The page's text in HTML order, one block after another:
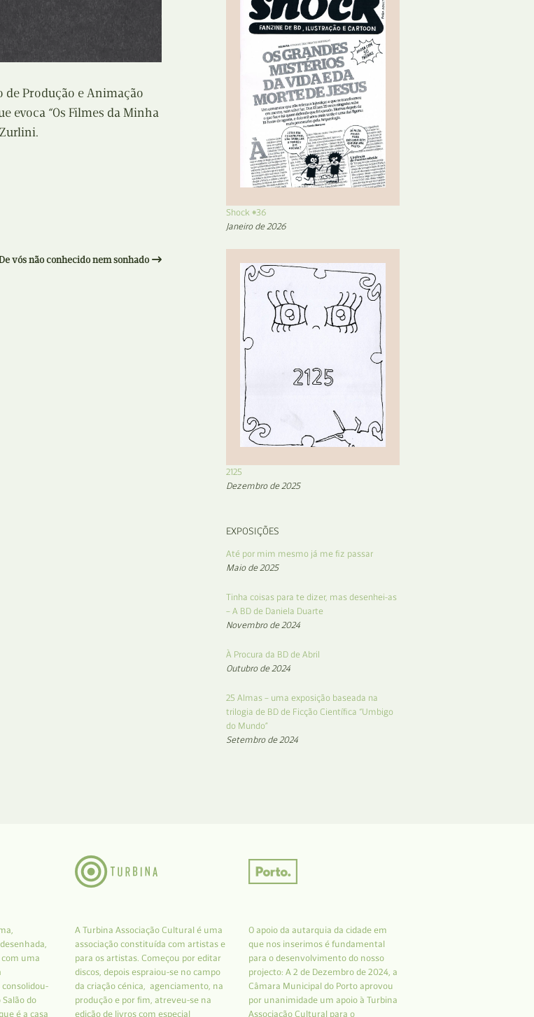
de Produção e Animação
evoca “Os Filmes da Minha
vós não conhecido nem sonhado
Shock #36
Janeiro de 2026
2125
Dezembro de 2025
EXPOSIÇÕES
Até por mim mesmo já me fiz passar
Maio de 2025
Tinha coisas para te dizer, mas desenhei-as
– A BD de Daniela Duarte
Novembro de 2024
À Procura da BD de Abril
Outubro de 2024
25 Almas – uma exposição baseada na
trilogia de BD de Ficção Científica “Umbigo
do Mundo”
Setembro de 2024
com uma
consolidou-
do
é a casa
A Turbina Associação Cultural é uma
associação constituída com artistas e
para os artistas. Começou por editar
discos, depois espraiou-se no campo
da criação cénica, agenciamento, na
produção e por fim, atreveu-se na
edição de livros com especial
O apoio da autarquia da cidade em
que nos inserimos é fundamental
para o desenvolvimento do nosso
projecto: A 2 de Dezembro de 2024, a
Câmara Municipal do Porto aprovou
por unanimidade um apoio à Turbina
Associação Cultural para o